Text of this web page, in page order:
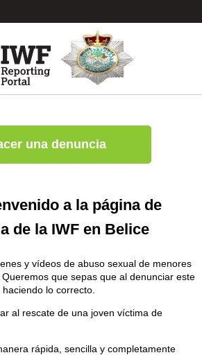
una denuncia
a la página de
de la IWF en Belice
y vídeos de abuso sexual de menores
que sepas que al denunciar este
lo correcto.
al rescate de una joven víctima de
rápida, sencilla y completamente